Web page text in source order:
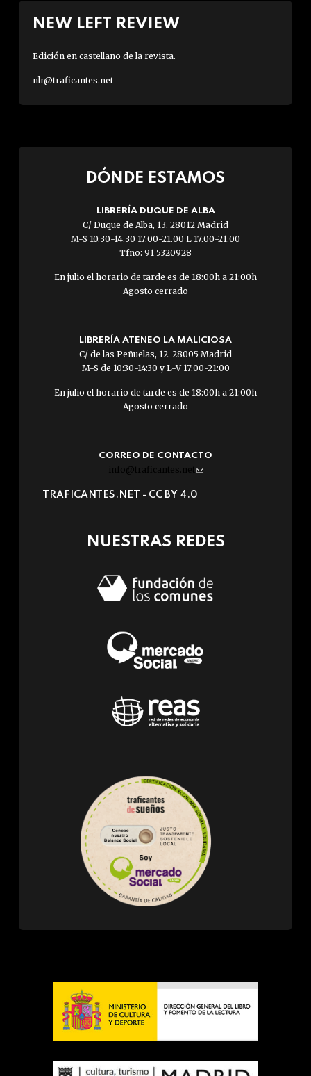
NEW LEFT REVIEW
Edición en castellano de la revista.
nlr@traficantes.net
DÓNDE ESTAMOS
LIBRERÍA DUQUE DE ALBA
C/ Duque de Alba, 13. 28012 Madrid
M-S 10.30-14.30 17.00-21.00 L 17.00-21.00
Tfno: 91 5320928
En julio el horario de tarde es de 18:00h a 21:00h
Agosto cerrado
LIBRERÍA ATENEO LA MALICIOSA
C/ de las Peñuelas, 12. 28005 Madrid
M-S de 10:30-14:30 y L-V 17:00-21:00
En julio el horario de tarde es de 18:00h a 21:00h
Agosto cerrado
CORREO DE CONTACTO
info@traficantes.net (link
e-
TRAFICANTES.NET - CC BY 4.0
NUESTRAS REDES